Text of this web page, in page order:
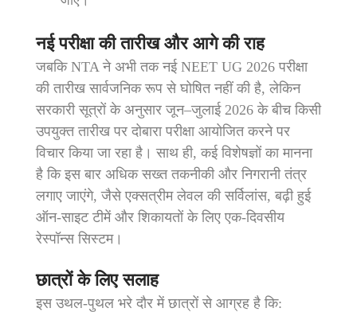
नई परीक्षा की तारीख और आगे की राह
जबकि NTA ने अभी तक नई NEET UG 2026 परीक्षा
की तारीख सार्वजनिक रूप से घोषित नहीं की है, लेकिन
सरकारी सूत्रों के अनुसार जून–जुलाई 2026 के बीच किसी
उपयुक्त तारीख पर दोबारा परीक्षा आयोजित करने पर
विचार किया जा रहा है। साथ ही, कई विशेषज्ञों का मानना
है कि इस बार अधिक सख्त तकनीकी और निगरानी तंत्र
लगाए जाएंगे, जैसे एक्सत्रीम लेवल की सर्विलांस, बढ़ी हुई
ऑन‑साइट टीमें और शिकायतों के लिए एक‑दिवसीय
रेस्पॉन्स सिस्टम।
छात्रों के लिए सलाह
इस उथल‑पुथल भरे दौर में छात्रों से आग्रह है कि: